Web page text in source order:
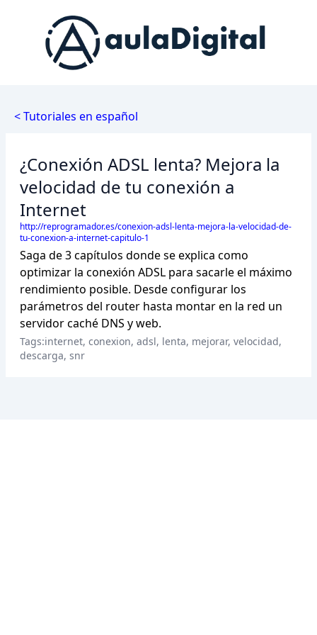
< Tutoriales en español
¿Conexión ADSL lenta? Mejora la
velocidad de tu conexión a
Internet
http://reprogramador.es/conexion-adsl-lenta-mejora-la-velocidad-de-
tu-conexion-a-internet-capitulo-1
Saga de 3 capítulos donde se explica como
optimizar la conexión ADSL para sacarle el máximo
rendimiento posible. Desde configurar los
parámetros del router hasta montar en la red un
servidor caché DNS y web.
Tags:internet, conexion, adsl, lenta, mejorar, velocidad,
descarga, snr